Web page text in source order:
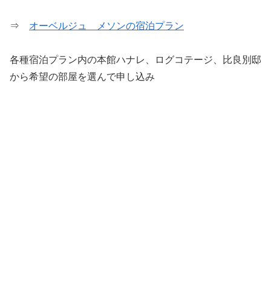
⇒ オーベルジュ メソンの宿泊プラン
各種宿泊プラン内の本館ハナレ、ログコテージ、比良別邸
から希望の部屋を選んで申し込み